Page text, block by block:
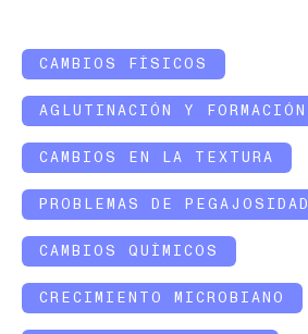
CAMBIOS FÍSICOS
AGLUTINACIÓN Y
CAMBIOS EN LA TEXTURA
PROBLEMAS DE PEGAJOSIDAD
CAMBIOS QUÍMICOS
CRECIMIENTO MICROBIANO